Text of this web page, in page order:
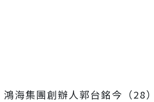
鴻海集團創辦人郭台銘今（28